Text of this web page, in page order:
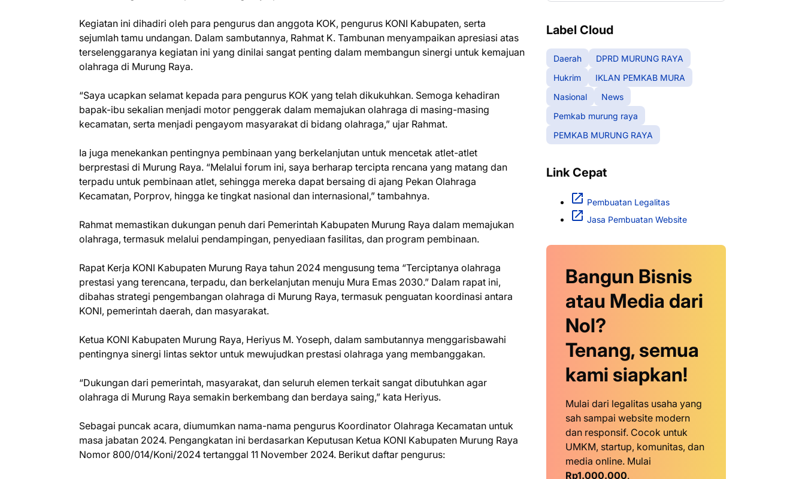
Kegiatan ini dihadiri oleh para pengurus dan anggota KOK, pengurus KONI Kabupaten, serta
sejumlah tamu undangan. Dalam sambutannya, Rahmat K. Tambunan menyampaikan apresiasi atas
terselenggaranya kegiatan ini yang dinilai sangat penting dalam membangun sinergi untuk kemajuan
olahraga di Murung Raya.
“Saya ucapkan selamat kepada para pengurus KOK yang telah dikukuhkan. Semoga kehadiran
bapak-ibu sekalian menjadi motor penggerak dalam memajukan olahraga di masing-masing
kecamatan, serta menjadi pengayom masyarakat di bidang olahraga,” ujar Rahmat.
Ia juga menekankan pentingnya pembinaan yang berkelanjutan untuk mencetak atlet-atlet
berprestasi di Murung Raya. “Melalui forum ini, saya berharap tercipta rencana yang matang dan
terpadu untuk pembinaan atlet, sehingga mereka dapat bersaing di ajang Pekan Olahraga
Kecamatan, Porprov, hingga ke tingkat nasional dan internasional,” tambahnya.
Rahmat memastikan dukungan penuh dari Pemerintah Kabupaten Murung Raya dalam memajukan
olahraga, termasuk melalui pendampingan, penyediaan fasilitas, dan program pembinaan.
Rapat Kerja KONI Kabupaten Murung Raya tahun 2024 mengusung tema “Terciptanya olahraga
prestasi yang terencana, terpadu, dan berkelanjutan menuju Mura Emas 2030.” Dalam rapat ini,
dibahas strategi pengembangan olahraga di Murung Raya, termasuk penguatan koordinasi antara
KONI, pemerintah daerah, dan masyarakat.
Ketua KONI Kabupaten Murung Raya, Heriyus M. Yoseph, dalam sambutannya menggarisbawahi
pentingnya sinergi lintas sektor untuk mewujudkan prestasi olahraga yang membanggakan.
“Dukungan dari pemerintah, masyarakat, dan seluruh elemen terkait sangat dibutuhkan agar
olahraga di Murung Raya semakin berkembang dan berdaya saing,” kata Heriyus.
Sebagai puncak acara, diumumkan nama-nama pengurus Koordinator Olahraga Kecamatan untuk
masa jabatan 2024. Pengangkatan ini berdasarkan Keputusan Ketua KONI Kabupaten Murung Raya
Nomor 800/014/Koni/2024 tertanggal 11 November 2024. Berikut daftar pengurus:
Label Cloud
Daerah
DPRD MURUNG RAYA
Hukrim
IKLAN PEMKAB MURA
Nasional
News
Pemkab murung raya
PEMKAB MURUNG RAYA
Link Cepat
Pembuatan Legalitas
Jasa Pembuatan Website
Bangun Bisnis
atau Media dari
Nol?
Tenang, semua
kami siapkan!
Mulai dari legalitas usaha yang
sah sampai website modern
dan responsif. Cocok untuk
UMKM, startup, komunitas, dan
media online. Mulai
Rp1.000.000.